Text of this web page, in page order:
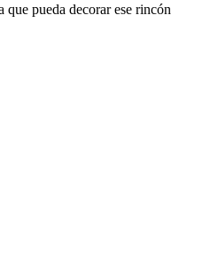
pueda decorar ese rincón